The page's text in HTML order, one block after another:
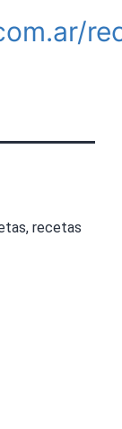
, recetas